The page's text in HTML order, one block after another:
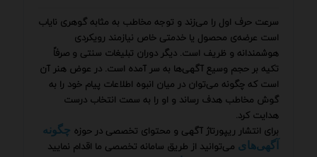
سرعت حرف اول را می‌زند و توجه مخاطب به مثابه گوهری نایاب
است عرضه‌ی محصول یا خدمتی خاص نیازمند رویکردی
هوشمندانه و ظریف است. دیگر دوران تبلیغات سنتی و صرفاً
تکیه بر حجم وسیع آگهی‌ها به سر آمده است. در عوض هنر آن
است که چگونه می‌توان در میان انبوه اطلاعات پیام خود را به
گوش مخاطب هدف رساند و او را به سمت انتخاب درست
هدایت کرد.
برای انتشار ریپورتاژ آگهی و محتوای تخصصی در حوزه چگونه
آگهی‌های می‌توانید از طریق سامانه تخصصی ما اقدام نمایید